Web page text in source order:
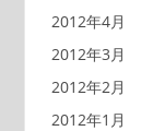
2012年4月
2012年3月
2012年2月
2012年1月